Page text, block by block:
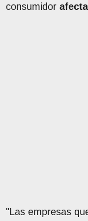
consumidor
"Las empresas